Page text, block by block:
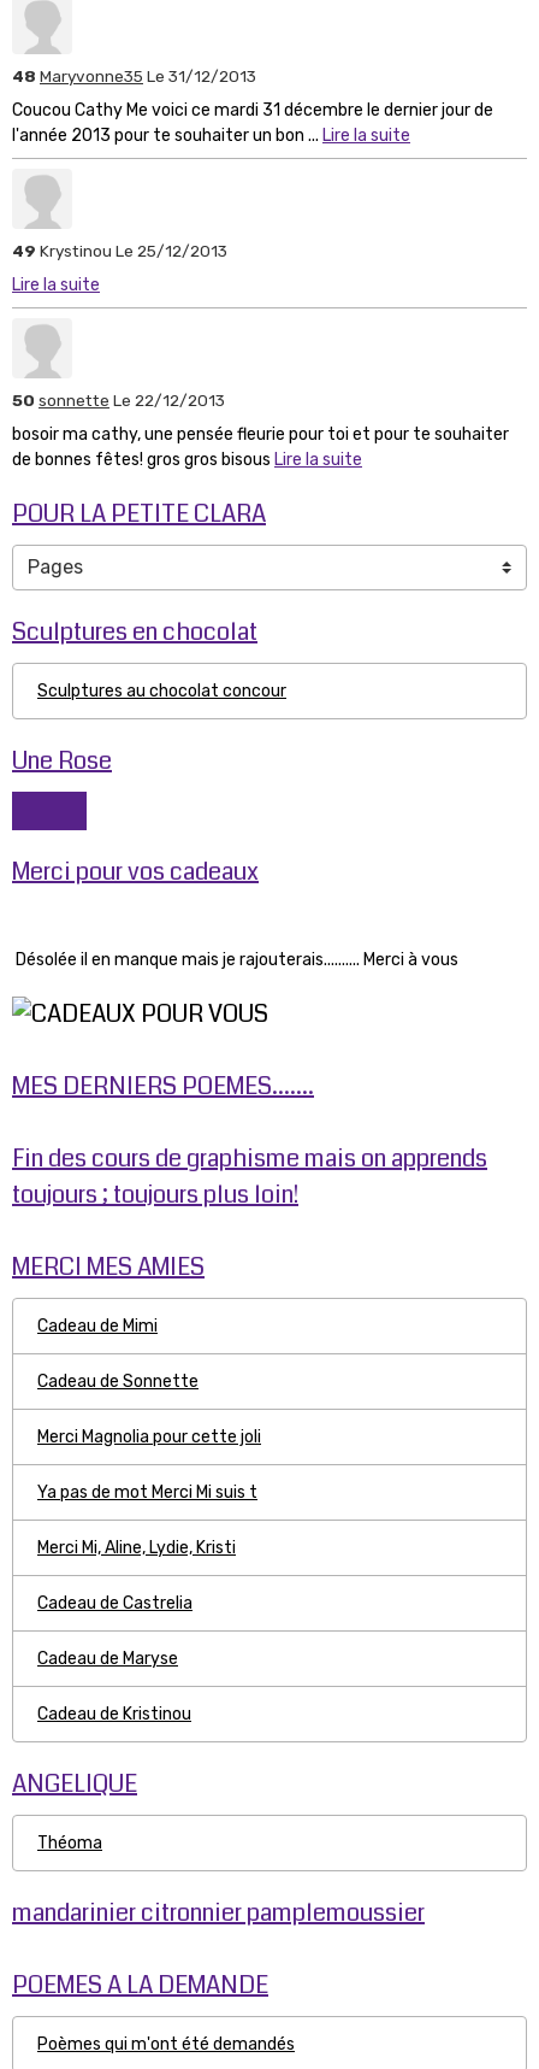
48 Maryvonne35 Le 31/12/2013
Coucou Cathy Me voici ce mardi 31 décembre le dernier jour de
l'année 2013 pour te souhaiter un bon ... Lire la suite
49 Krystinou Le 25/12/2013
Lire la suite
50 sonnette Le 22/12/2013
bosoir ma cathy, une pensée fleurie pour toi et pour te souhaiter
de bonnes fêtes! gros gros bisous Lire la suite
POUR LA PETITE CLARA
Sculptures en chocolat
Sculptures au chocolat concour
Une Rose
Merci pour vos cadeaux
Désolée il en manque mais je rajouterais.......... Merci à vous
MES DERNIERS POEMES.......
Fin des cours de graphisme mais on apprends
toujours ; toujours plus loin!
MERCI MES AMIES
Cadeau de Mimi
Cadeau de Sonnette
Merci Magnolia pour cette joli
Ya pas de mot Merci Mi suis t
Merci Mi, Aline, Lydie, Kristi
Cadeau de Castrelia
Cadeau de Maryse
Cadeau de Kristinou
ANGELIQUE
Théoma
mandarinier citronnier pamplemoussier
POEMES A LA DEMANDE
Poèmes qui m'ont été demandés